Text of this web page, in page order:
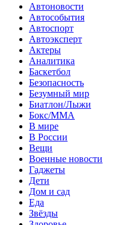
Автоновости
Автособытия
Автоспорт
Автоэксперт
Актеры
Аналитика
Баскетбол
Безопасность
Безумный мир
Биатлон/Лыжи
Бокс/MMA
В мире
В России
Вещи
Военные новости
Гаджеты
Дети
Дом и сад
Еда
Звёзды